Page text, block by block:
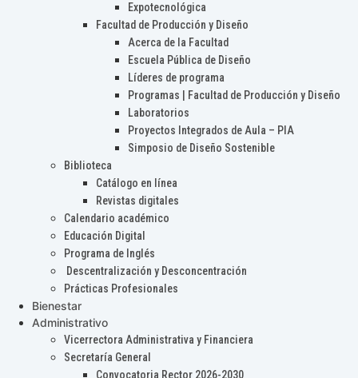
Expotecnológica
Facultad de Producción y Diseño
Acerca de la Facultad
Escuela Pública de Diseño
Líderes de programa
Programas | Facultad de Producción y Diseño
Laboratorios
Proyectos Integrados de Aula – PIA
Simposio de Diseño Sostenible
Biblioteca
Catálogo en línea
Revistas digitales
Calendario académico
Educación Digital
Programa de Inglés
Descentralización y Desconcentración
Prácticas Profesionales
Bienestar
Administrativo
Vicerrectora Administrativa y Financiera
Secretaría General
Convocatoria Rector 2026-2030